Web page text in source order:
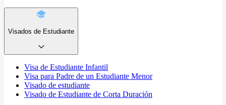
Visados de Estudiante
Visa de Estudiante Infantil
Visa para Padre de un Estudiante Menor
Visado de estudiante
Visado de Estudiante de Corta Duración